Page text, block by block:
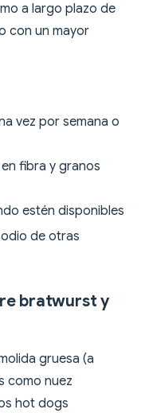
a largo plazo de
con un mayor
vez por semana o
fibra y granos
estén disponibles
de otras
bratwurst y
gruesa (a
como nuez
hot dogs